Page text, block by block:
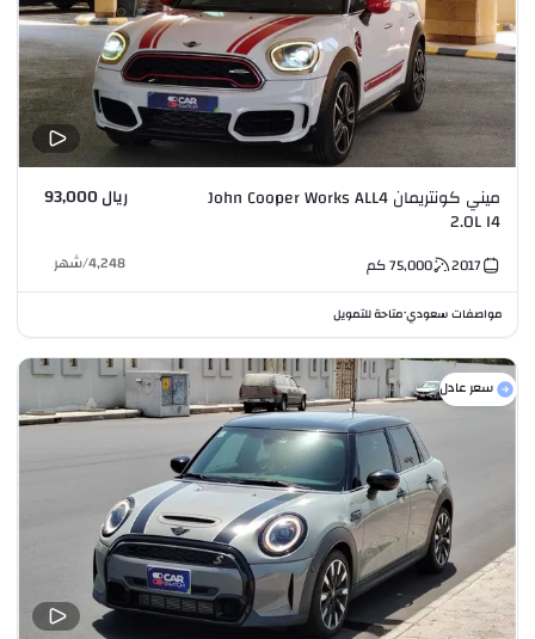
ميني كونتريمان John Cooper Works ALL4
2.0L I4
ريال 93,000
2017
75,000كم 4,248
/شهر
مواصفات سعودي•متاحة للتمويل
سعر عادل